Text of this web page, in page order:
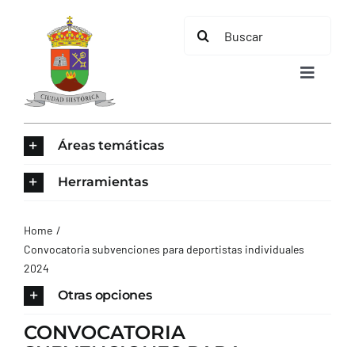
contenido
Buscar:
Toggle
AYUNTAMIENTO
TURISMO
Áreas temáticas
Herramientas
Home
Convocatoria subvenciones para deportistas individuales
2024
Otras opciones
CONVOCATORIA